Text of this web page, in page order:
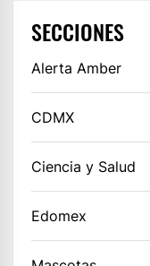
SECCIONES
Alerta Amber
CDMX
Ciencia y Salud
Edomex